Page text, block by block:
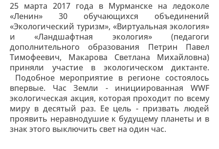
25 марта 2017 года в Мурманске на ледоколе
«Ленин» 30 обучающихся объединений
«Экологический туризм», «Виртуальная экология»
и «Ландшафтная экология» (педагоги
дополнительного образования Петрин Павел
Тимофеевич, Макарова Светлана Михайловна)
приняли участие в экологическом диктанте.
Подобное мероприятие в регионе состоялось
впервые. Час Земли - инициированная WWF
экологическая акция, которая проходит по всему
миру в десятый раз. Ее цель - призвать людей
проявить неравнодушие к будущему планеты и в
знак этого выключить свет на один час.